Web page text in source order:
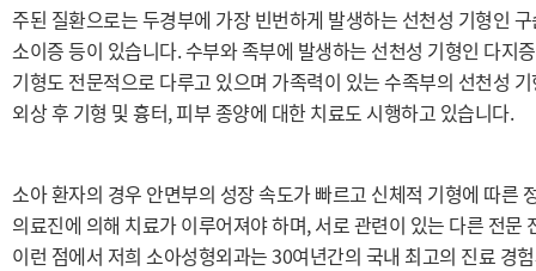
주된 질환으로는 두경부에 가장 빈번하게 발생하는 선천성 기형인
소이증 등이 있습니다. 수부와 족부에 발생하는 선천성 기형인 다지
기형도 전문적으로 다루고 있으며 가족력이 있는 수족부의 선천성
외상 후 기형 및 흉터, 피부 종양에 대한 치료도 시행하고 있습니다.
소아 환자의 경우 안면부의 성장 속도가 빠르고 신체적 기형에 따른
의료진에 의해 치료가 이루어져야 하며, 서로 관련이 있는 다른 전
이런 점에서 저희 소아성형외과는 30여년간의 국내 최고의 진료 경